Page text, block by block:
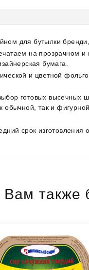
для бутылки
на прозрачном
бумага.
и цветной
готовых
так и
срок
Вам также